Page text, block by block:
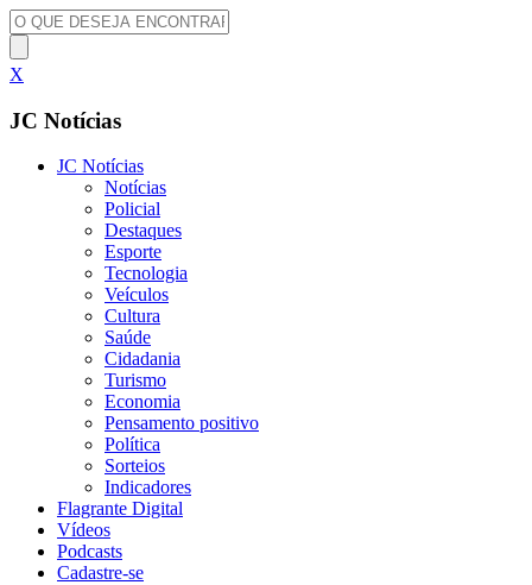
X
JC Notícias
JC Notícias
Notícias
Policial
Destaques
Esporte
Tecnologia
Veículos
Cultura
Saúde
Cidadania
Turismo
Economia
Pensamento positivo
Política
Sorteios
Indicadores
Flagrante Digital
Vídeos
Podcasts
Cadastre-se